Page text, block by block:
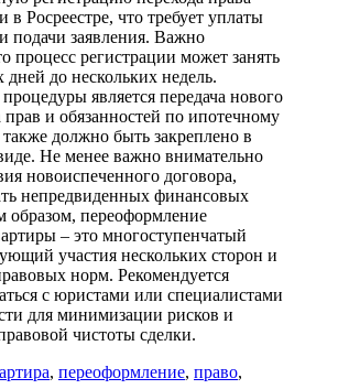
в Росреестре, что требует уплаты
подачи заявления. Важно
процесс регистрации может занять
дней до нескольких недель.
является передача нового
прав и обязанностей по ипотечному
также должно быть закреплено в
Не менее важно внимательно
новоиспеченного договора,
непредвиденных финансовых
образом, переоформление
– это многоступенчатый
участия нескольких сторон и
норм. Рекомендуется
с юристами или специалистами
для минимизации рисков и
чистоты сделки.
, переоформление, право,